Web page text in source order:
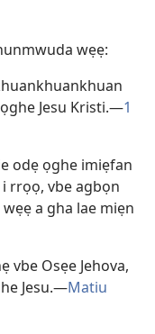
wẹẹ:
Jesu Kristi.—1
odẹ ọghe imiẹfan
i rrọọ, vbe agbọn
a gha lae miẹn
vbe Osẹe Jehova,
Jesu.—Matiu